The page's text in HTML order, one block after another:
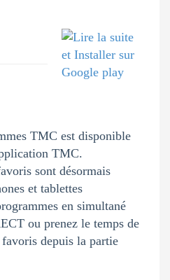
TMC est disponible
TMC.
sont désormais
et tablettes
en simultané
ou prenez le temps de
depuis la partie